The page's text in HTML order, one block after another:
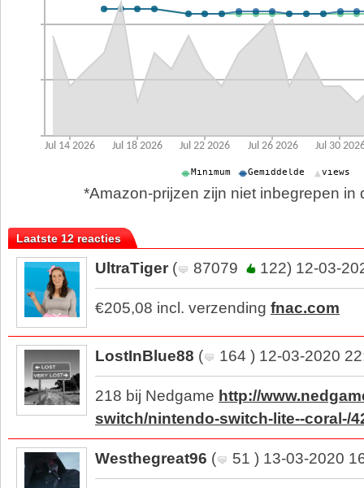
*Amazon-prijzen zijn niet inbegrepen in
Laatste 12 reacties
UltraTiger ( 87079 122) 12-03-
€205,08 incl. verzending fnac.com
LostInBlue88 ( 164 ) 12-03-2020
218 bij Nedgame http://
switch/nintendo-switch-lite--coral-/
Westhegreat96 ( 51 ) 13-03-2020